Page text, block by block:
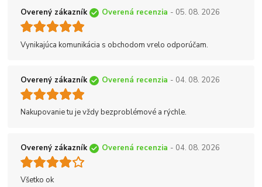
Overený zákazník Overená recenzia - 05. 08. 2026
Vynikajúca komunikácia s obchodom vrelo odporúčam.
Overený zákazník Overená recenzia - 04. 08. 2026
Nakupovanie tu je vždy bezproblémové a rýchle.
Overený zákazník Overená recenzia - 04. 08. 2026
Všetko ok